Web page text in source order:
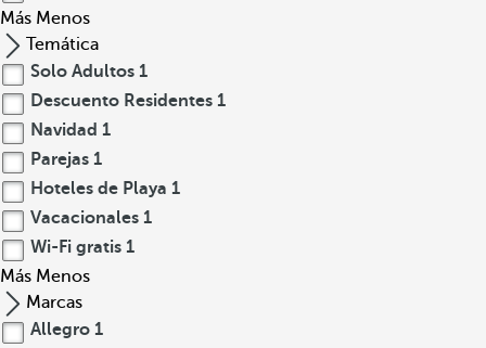
Más Menos
Temática
Solo Adultos 1
Descuento Residentes 1
Navidad 1
Parejas 1
Hoteles de Playa 1
Vacacionales 1
Wi-Fi gratis 1
Más Menos
Marcas
Allegro 1